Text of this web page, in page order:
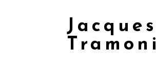
Jacques
Tramoni